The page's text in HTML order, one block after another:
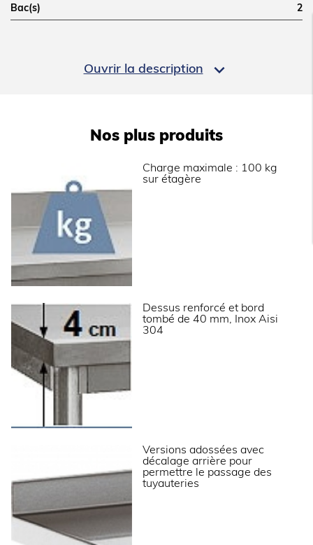
Ouvrir la description 
Bac(s) 2
100x20
Informations complémentaires
Plonge 2 bacs.(1)
Bord anti-ruissellement.
Décalage arrière.
Dosseret 100x20 mm.
Habillage cache-bacs sur 3 côtés.
Piétement carré.
Nos plus produits
Charge maximale : 100 kg
sur étagère
Dessus renforcé et bord
tombé de 40 mm, Inox Aisi
304
Versions adossées avec
décalage arrière pour
permettre le passage des
tuyauteries